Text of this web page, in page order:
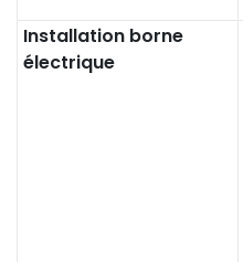
Installation borne
électrique